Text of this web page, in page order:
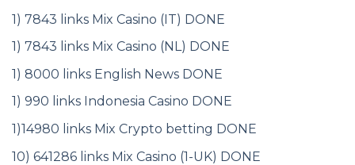
1) 7843 links Mix Casino (IT) DONE
1) 7843 links Mix Casino (NL) DONE
1) 8000 links English News DONE
1) 990 links Indonesia Casino DONE
1)14980 links Mix Crypto betting DONE
10) 641286 links Mix Casino (1-UK) DONE